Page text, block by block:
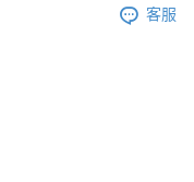
之用戶狀況，依本公司即
形，本公司將視審查結果
客服